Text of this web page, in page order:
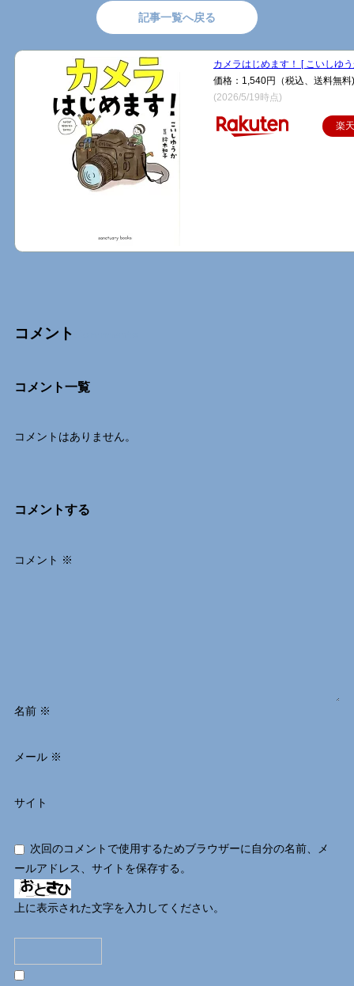
記事一覧へ戻る
カメラはじめます！ [ こいしゆ
価格：1,540円（税込、送料無料)
(2026/5/19時点)
楽
コメント
コメント一覧
コメントはありません。
コメントする
コメント ※
名前 ※
メール ※
サイト
次回のコメントで使用するためブラウザーに自分の名前、メ
ールアドレス、サイトを保存する。
上に表示された文字を入力してください。